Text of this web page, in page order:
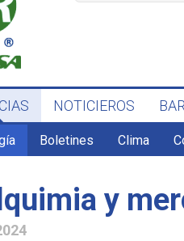
NOTICIEROS
Boletines Clima
y